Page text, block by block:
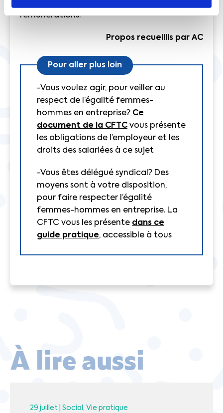
rémunérations.
Propos recueillis par AC
Pour aller plus loin
-Vous voulez agir, pour veiller au
respect de l’égalité femmes-
hommes en entreprise? Ce
document de la CFTC vous présente
les obligations de l’employeur et les
droits des salariées à ce sujet
-Vous êtes délégué syndical? Des
moyens sont à votre disposition,
pour faire respecter l’égalité
femmes-hommes en entreprise. La
CFTC vous les présente dans ce
guide pratique, accessible à tous
À lire aussi
29 juillet | Social Vie pratique